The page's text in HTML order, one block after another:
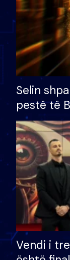
Selin
pestë të
çmimin e
Vendi i